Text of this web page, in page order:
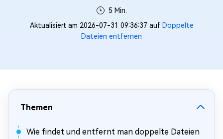
5 Min.
Aktualisiert am 2026-07-31 09:36:37 auf Doppelte
Dateien entfernen
Themen
Wie findet und entfernt man doppelte Dateien